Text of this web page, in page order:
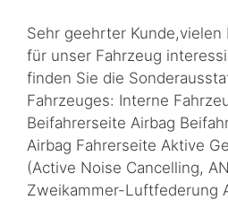
Sehr geehrter Kunde,vielen
für unser Fahrzeug
finden Sie die
Fahrzeuges: Interne
Beifahrerseite Airbag
Airbag Fahrerseite Aktive
(Active Noise Cancelling,
Zweikammer-Luftfederung